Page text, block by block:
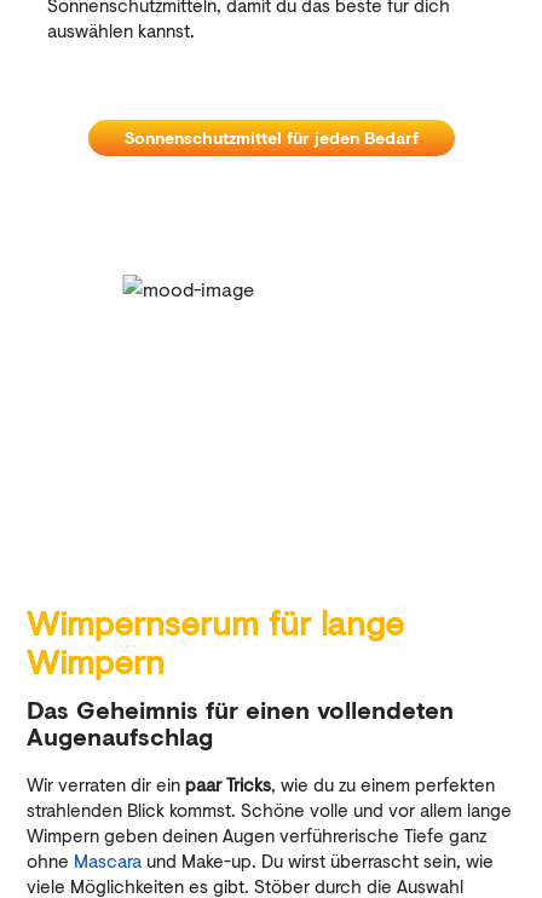
auswählen kannst.
Sonnenschutzmittel für jeden Bedarf
Wimpernserum für lange
Wimpern
Das Geheimnis für einen vollendeten
Augenaufschlag
Wir verraten dir einpaar Tricks, wie du zu einem perfekten
strahlenden Blick kommst. Schöne volle und vor allem lange
Wimpern geben deinen Augen verführerische Tiefe ganz
ohne Mascara und Make-up. Du wirst überrascht sein, wie
viele Möglichkeiten es gibt. Stöber durch die Auswahl